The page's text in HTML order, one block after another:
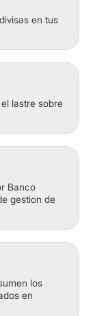
en tus
lastre sobre
Banco
gestion de
los
en